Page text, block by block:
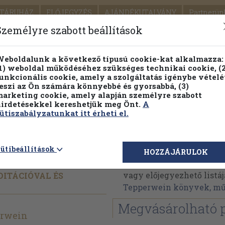
ELŐJEGYZÉS AJÁNDÉKUTALVÁNY
SEGÍTSÉG
PILLANATNYI ÁRAINK FENNTARTHATÓ
Részletes kereső Témaköri fa
ÉS
Kurt Tepperwein
Kurt Tepperwein
vagy előjegyezhető
Tepperwein könyvek,
Megvásárolható
szabott beállítások
a következő típusú cookie-kat alkalmazza:
weboldal működéséhez szükséges technikai cookie,
cookie, amely a szolgáltatás igénybe
az Ön számára könnyebbé és gyorsabbá, (3)
cookie, amely alapján személyre szabott
kereshetjük meg Önt. A
itt érheti el.
HOZZÁJÁRULOK